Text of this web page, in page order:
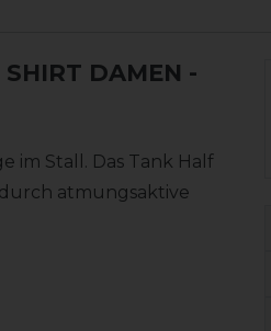
DAMEN -
im Stall. Das Tank Half
atmungsaktive